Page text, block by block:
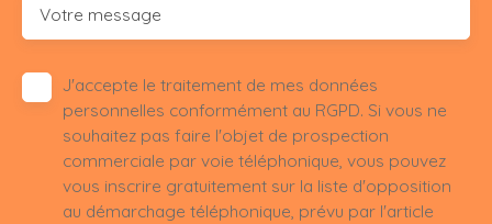
Votre message
J'accepte le traitement de mes données
personnelles conformément au RGPD. Si vous ne
souhaitez pas faire l'objet de prospection
commerciale par voie téléphonique, vous pouvez
vous inscrire gratuitement sur la liste d'opposition
au démarchage téléphonique, prévu par l'article